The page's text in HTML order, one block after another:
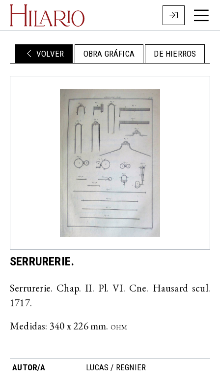
VOLVER OBRA GRÁFICA DE HIERROS
SERRURERIE.
Serrurerie. Chap. II. Pl. VI. Cne. Hausard scul.
1717.
Medidas: 340 x 226 mm. OHM
AUTOR/A LUCAS / REGNIER